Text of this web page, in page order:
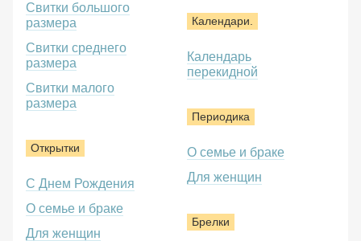
Свитки большого
размера
Свитки среднего
размера
Свитки малого
размера
Открытки
С Днем Рождения
О семье и браке
Для женщин
Календари.
Календарь
перекидной
Периодика
О семье и браке
Для женщин
Брелки